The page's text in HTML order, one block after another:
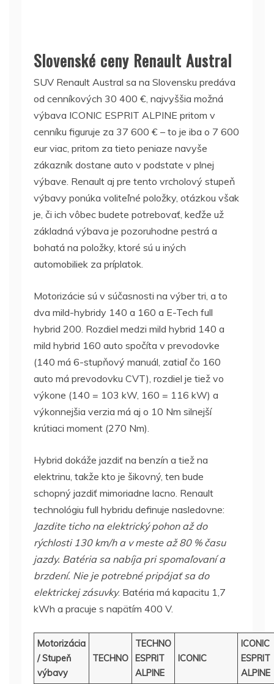
Slovenské ceny Renault Austral
SUV Renault Austral sa na Slovensku predáva
od cenníkových 30 400 €, najvyššia možná
výbava ICONIC ESPRIT ALPINE pritom v
cenníku figuruje za 37 600 € – to je iba o 7 600
eur viac, pritom za tieto peniaze navyše
zákazník dostane auto v podstate v plnej
výbave. Renault aj pre tento vrcholový stupeň
výbavy ponúka voliteľné položky, otázkou však
je, či ich vôbec budete potrebovať, keďže už
základná výbava je pozoruhodne pestrá a
bohatá na položky, ktoré sú u iných
automobiliek za príplatok.
Motorizácie sú v súčasnosti na výber tri, a to
dva mild-hybridy 140 a 160 a E-Tech full
hybrid 200. Rozdiel medzi mild hybrid 140 a
mild hybrid 160 auto spočíta v prevodovke
(140 má 6-stupňový manuál, zatiaľ čo 160
auto má prevodovku CVT), rozdiel je tiež vo
výkone (140 = 103 kW, 160 = 116 kW) a
výkonnejšia verzia má aj o 10 Nm silnejší
krútiaci moment (270 Nm).
Hybrid dokáže jazdiť na benzín a tiež na
elektrinu, takže kto je šikovný, ten bude
schopný jazdiť mimoriadne lacno. Renault
technológiu full hybridu definuje nasledovne:
Jazdite ticho na elektrický pohon až do
rýchlosti 130 km/h a v meste až 80 % času
jazdy. Batéria sa nabíja pri spomaľovaní a
brzdení. Nie je potrebné pripájať sa do
elektrickej zásuvky. Batéria má kapacitu 1,7
kWh a pracuje s napätím 400 V.
Motorizácia
/ Stupeň
výbavy
TECHNO
TECHNO
ESPRIT
ALPINE
ICONIC
ICONIC
ESPRIT
ALPINE